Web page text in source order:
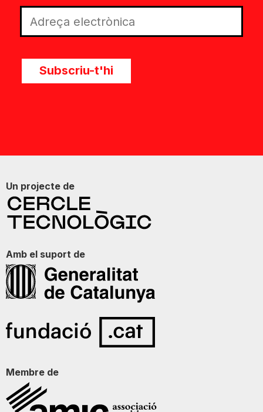
Subscriu-t'hi
Un projecte de
Amb el suport de
Membre de